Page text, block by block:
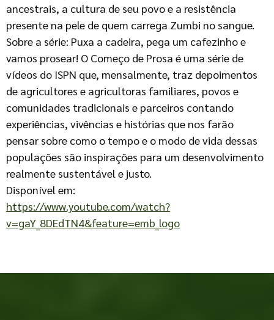
ancestrais, a cultura de seu povo e a resistência
presente na pele de quem carrega Zumbi no sangue.
Sobre a série: Puxa a cadeira, pega um cafezinho e
vamos prosear! O Começo de Prosa é uma série de
vídeos do ISPN que, mensalmente, traz depoimentos
de agricultores e agricultoras familiares, povos e
comunidades tradicionais e parceiros contando
experiências, vivências e histórias que nos farão
pensar sobre como o tempo e o modo de vida dessas
populações são inspirações para um desenvolvimento
realmente sustentável e justo.
Disponível em:
https://www.youtube.com/watch?
v=gaY_8DEdTN4&feature=emb_logo